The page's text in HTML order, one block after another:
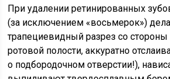
При удалении ретинированных
(за исключением «восьмерок»)
трапециевидный разрез со
ротовой полости, аккуратно
о подбородочном отверстии!),